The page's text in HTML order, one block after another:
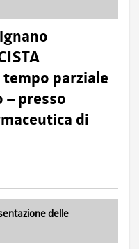
tempo parziale
– presso
di
delle